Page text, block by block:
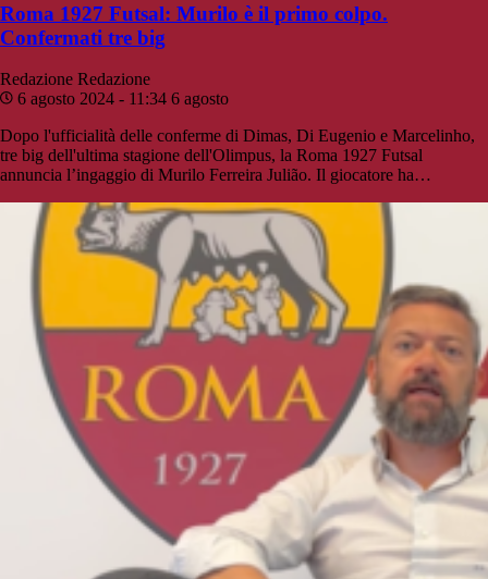
Roma 1927 Futsal: Murilo è il primo colpo.
Confermati tre big
Redazione Redazione
6 agosto 2024 - 11:34 6 agosto
Dopo l'ufficialità delle conferme di Dimas, Di Eugenio e Marcelinho,
tre big dell'ultima stagione dell'Olimpus, la Roma 1927 Futsal
annuncia l’ingaggio di Murilo Ferreira Julião. Il giocatore ha…